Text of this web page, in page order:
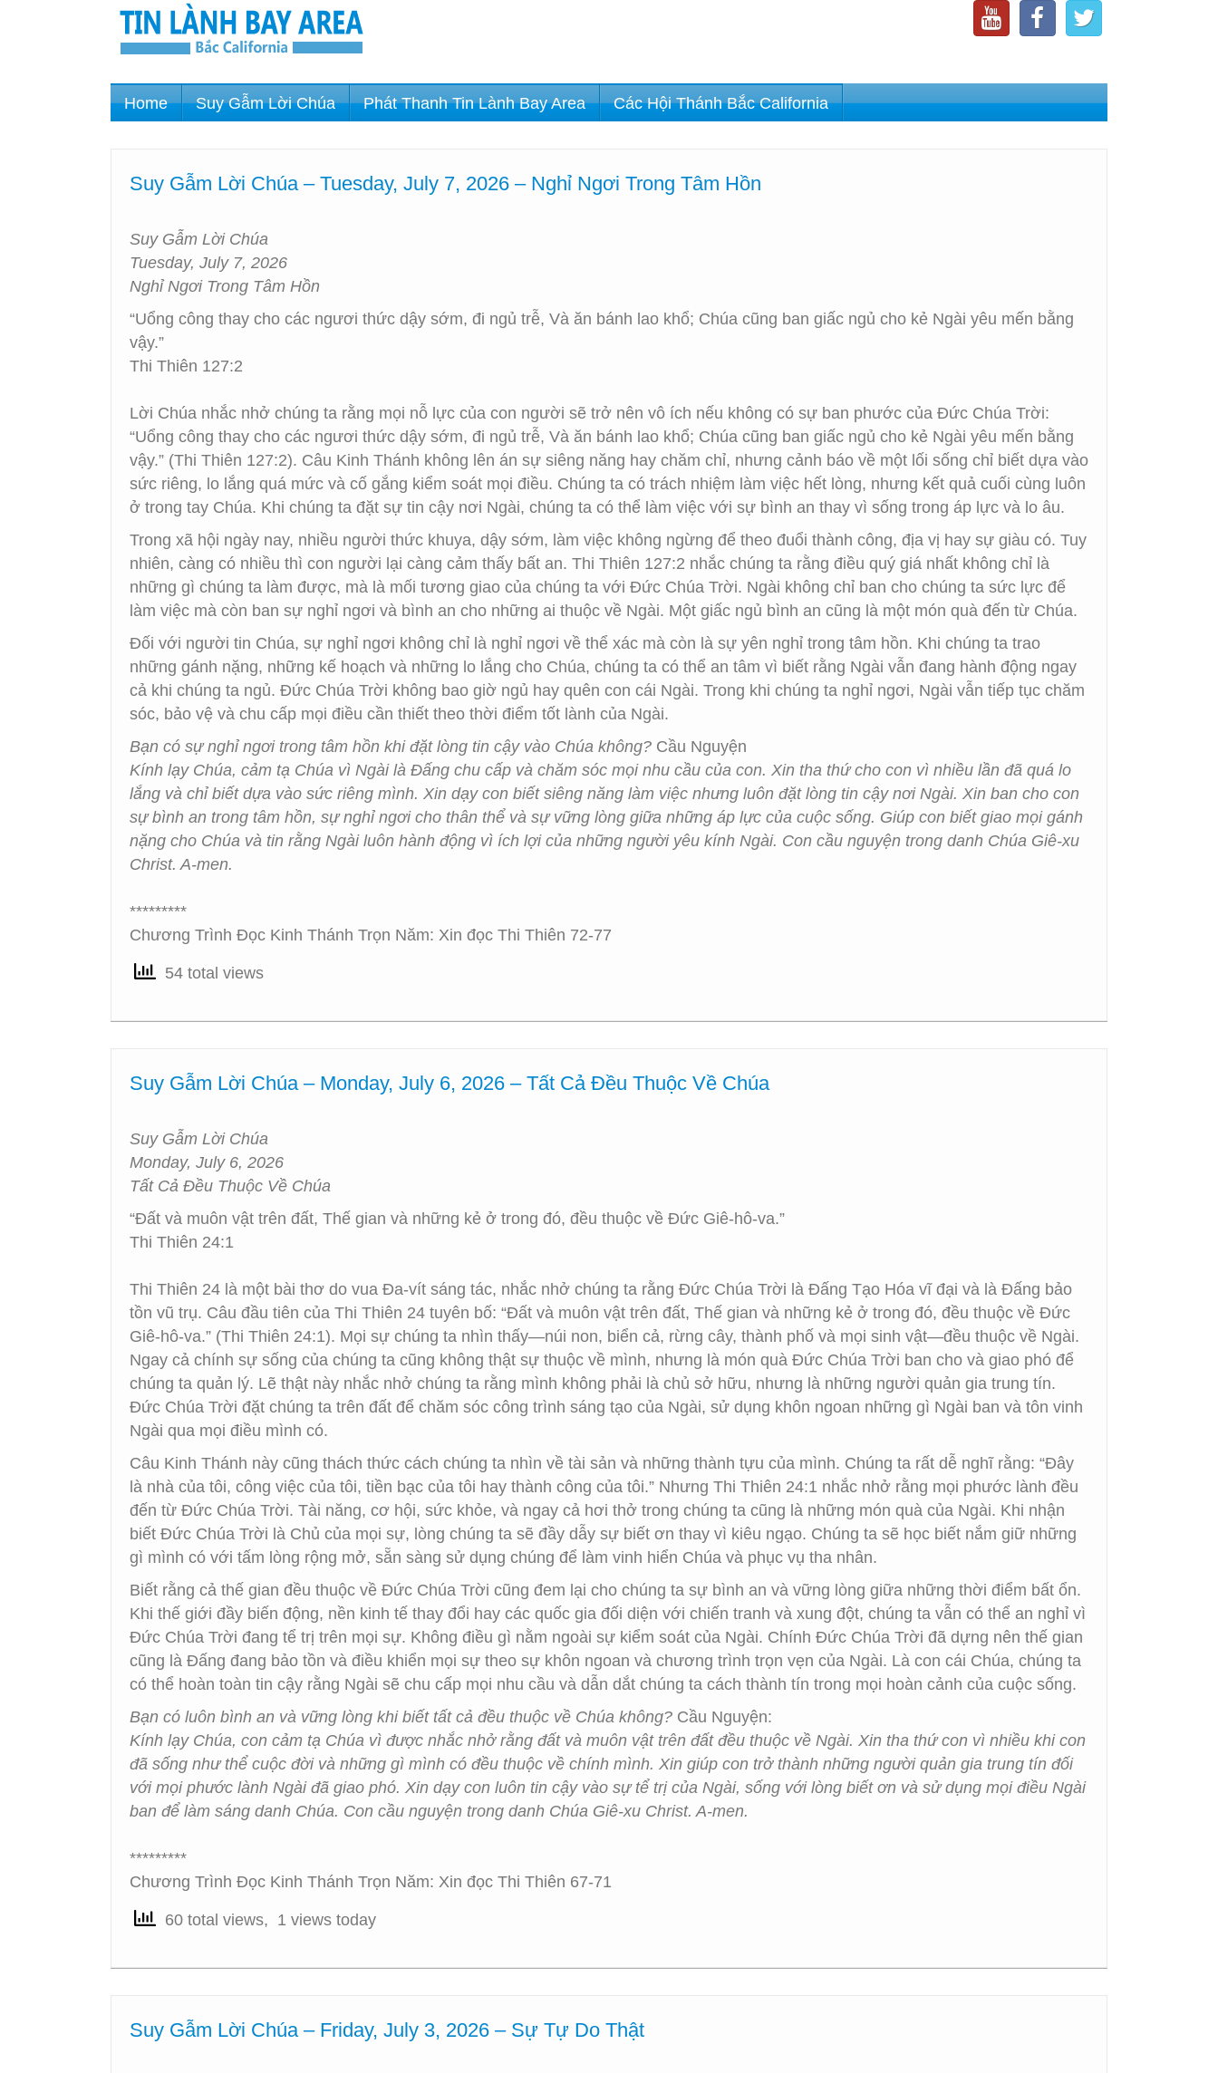
Home Suy Gẫm Lời Chúa Phát Thanh Tin Lành Bay Area Các Hội Thánh Bắc California
Suy Gẫm Lời Chúa – Tuesday, July 7, 2026 – Nghỉ Ngơi Trong Tâm Hồn
Suy Gẫm Lời Chúa
Tuesday, July 7, 2026
Nghỉ Ngơi Trong Tâm Hồn
“Uổng công thay cho các ngươi thức dậy sớm, đi ngủ trễ, Và ăn bánh lao khổ; Chúa cũng ban giấc ngủ cho kẻ Ngài yêu mến bằng
vậy.”
Thi Thiên 127:2
Lời Chúa nhắc nhở chúng ta rằng mọi nỗ lực của con người sẽ trở nên vô ích nếu không có sự ban phước của Đức Chúa Trời:
“Uổng công thay cho các ngươi thức dậy sớm, đi ngủ trễ, Và ăn bánh lao khổ; Chúa cũng ban giấc ngủ cho kẻ Ngài yêu mến bằng
vậy.” (Thi Thiên 127:2). Câu Kinh Thánh không lên án sự siêng năng hay chăm chỉ, nhưng cảnh báo về một lối sống chỉ biết dựa vào
sức riêng, lo lắng quá mức và cố gắng kiểm soát mọi điều. Chúng ta có trách nhiệm làm việc hết lòng, nhưng kết quả cuối cùng luôn
ở trong tay Chúa. Khi chúng ta đặt sự tin cậy nơi Ngài, chúng ta có thể làm việc với sự bình an thay vì sống trong áp lực và lo âu.
Trong xã hội ngày nay, nhiều người thức khuya, dậy sớm, làm việc không ngừng để theo đuổi thành công, địa vị hay sự giàu có. Tuy
nhiên, càng có nhiều thì con người lại càng cảm thấy bất an. Thi Thiên 127:2 nhắc chúng ta rằng điều quý giá nhất không chỉ là
những gì chúng ta làm được, mà là mối tương giao của chúng ta với Đức Chúa Trời. Ngài không chỉ ban cho chúng ta sức lực để
làm việc mà còn ban sự nghỉ ngơi và bình an cho những ai thuộc về Ngài. Một giấc ngủ bình an cũng là một món quà đến từ Chúa.
Đối với người tin Chúa, sự nghỉ ngơi không chỉ là nghỉ ngơi về thể xác mà còn là sự yên nghỉ trong tâm hồn. Khi chúng ta trao
những gánh nặng, những kế hoạch và những lo lắng cho Chúa, chúng ta có thể an tâm vì biết rằng Ngài vẫn đang hành động ngay
cả khi chúng ta ngủ. Đức Chúa Trời không bao giờ ngủ hay quên con cái Ngài. Trong khi chúng ta nghỉ ngơi, Ngài vẫn tiếp tục chăm
sóc, bảo vệ và chu cấp mọi điều cần thiết theo thời điểm tốt lành của Ngài.
Bạn có sự nghỉ ngơi trong tâm hồn khi đặt lòng tin cậy vào Chúa không? Cầu Nguyện
Kính lạy Chúa, cảm tạ Chúa vì Ngài là Đấng chu cấp và chăm sóc mọi nhu cầu của con. Xin tha thứ cho con vì nhiều lần đã quá lo
lắng và chỉ biết dựa vào sức riêng mình. Xin dạy con biết siêng năng làm việc nhưng luôn đặt lòng tin cậy nơi Ngài. Xin ban cho con
sự bình an trong tâm hồn, sự nghỉ ngơi cho thân thể và sự vững lòng giữa những áp lực của cuộc sống. Giúp con biết giao mọi gánh
nặng cho Chúa và tin rằng Ngài luôn hành động vì ích lợi của những người yêu kính Ngài. Con cầu nguyện trong danh Chúa Giê-xu
Christ. A-men.
*********
Chương Trình Đọc Kinh Thánh Trọn Năm: Xin đọc Thi Thiên 72-77
54 total views
Suy Gẫm Lời Chúa – Monday, July 6, 2026 – Tất Cả Đều Thuộc Về Chúa
Suy Gẫm Lời Chúa
Monday, July 6, 2026
Tất Cả Đều Thuộc Về Chúa
“Đất và muôn vật trên đất, Thế gian và những kẻ ở trong đó, đều thuộc về Đức Giê-hô-va.”
Thi Thiên 24:1
Thi Thiên 24 là một bài thơ do vua Đa-vít sáng tác, nhắc nhở chúng ta rằng Đức Chúa Trời là Đấng Tạo Hóa vĩ đại và là Đấng bảo
tồn vũ trụ. Câu đầu tiên của Thi Thiên 24 tuyên bố: “Đất và muôn vật trên đất, Thế gian và những kẻ ở trong đó, đều thuộc về Đức
Giê-hô-va.” (Thi Thiên 24:1). Mọi sự chúng ta nhìn thấy—núi non, biển cả, rừng cây, thành phố và mọi sinh vật—đều thuộc về Ngài.
Ngay cả chính sự sống của chúng ta cũng không thật sự thuộc về mình, nhưng là món quà Đức Chúa Trời ban cho và giao phó để
chúng ta quản lý. Lẽ thật này nhắc nhở chúng ta rằng mình không phải là chủ sở hữu, nhưng là những người quản gia trung tín.
Đức Chúa Trời đặt chúng ta trên đất để chăm sóc công trình sáng tạo của Ngài, sử dụng khôn ngoan những gì Ngài ban và tôn vinh
Ngài qua mọi điều mình có.
Câu Kinh Thánh này cũng thách thức cách chúng ta nhìn về tài sản và những thành tựu của mình. Chúng ta rất dễ nghĩ rằng: “Đây
là nhà của tôi, công việc của tôi, tiền bạc của tôi hay thành công của tôi.” Nhưng Thi Thiên 24:1 nhắc nhở rằng mọi phước lành đều
đến từ Đức Chúa Trời. Tài năng, cơ hội, sức khỏe, và ngay cả hơi thở trong chúng ta cũng là những món quà của Ngài. Khi nhận
biết Đức Chúa Trời là Chủ của mọi sự, lòng chúng ta sẽ đầy dẫy sự biết ơn thay vì kiêu ngạo. Chúng ta sẽ học biết nắm giữ những
gì mình có với tấm lòng rộng mở, sẵn sàng sử dụng chúng để làm vinh hiển Chúa và phục vụ tha nhân.
Biết rằng cả thế gian đều thuộc về Đức Chúa Trời cũng đem lại cho chúng ta sự bình an và vững lòng giữa những thời điểm bất ổn.
Khi thế giới đầy biến động, nền kinh tế thay đổi hay các quốc gia đối diện với chiến tranh và xung đột, chúng ta vẫn có thể an nghỉ vì
Đức Chúa Trời đang tể trị trên mọi sự. Không điều gì nằm ngoài sự kiểm soát của Ngài. Chính Đức Chúa Trời đã dựng nên thế gian
cũng là Đấng đang bảo tồn và điều khiển mọi sự theo sự khôn ngoan và chương trình trọn vẹn của Ngài. Là con cái Chúa, chúng ta
có thể hoàn toàn tin cậy rằng Ngài sẽ chu cấp mọi nhu cầu và dẫn dắt chúng ta cách thành tín trong mọi hoàn cảnh của cuộc sống.
Bạn có luôn bình an và vững lòng khi biết tất cả đều thuộc về Chúa không? Cầu Nguyện:
Kính lạy Chúa, con cảm tạ Chúa vì được nhắc nhở rằng đất và muôn vật trên đất đều thuộc về Ngài. Xin tha thứ con vì nhiều khi con
đã sống như thể cuộc đời và những gì mình có đều thuộc về chính mình. Xin giúp con trở thành những người quản gia trung tín đối
với mọi phước lành Ngài đã giao phó. Xin dạy con luôn tin cậy vào sự tể trị của Ngài, sống với lòng biết ơn và sử dụng mọi điều Ngài
ban để làm sáng danh Chúa. Con cầu nguyện trong danh Chúa Giê-xu Christ. A-men.
*********
Chương Trình Đọc Kinh Thánh Trọn Năm: Xin đọc Thi Thiên 67-71
60 total views, 1 views today
Suy Gẫm Lời Chúa – Friday, July 3, 2026 – Sự Tự Do Thật